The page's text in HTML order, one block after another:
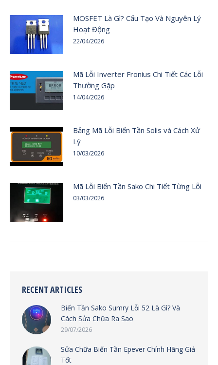
MOSFET Là Gì? Cấu Tạo Và Nguyên Lý
Hoạt Động
22/04/2026
Mã Lỗi Inverter Fronius Chi Tiết Các Lỗi
Thường Gặp
14/04/2026
Bảng Mã Lỗi Biến Tần Solis và Cách Xử
Lý
10/03/2026
Mã Lỗi Biến Tần Sako Chi Tiết Từng Lỗi
03/03/2026
RECENT ARTICLES
Biến Tần Sako Sumry Lỗi 52 Là Gì? Và
Cách Sửa Chữa Ra Sao
29/07/2026
Sửa Chữa Biến Tần Epever Chính Hãng Giá
Tốt